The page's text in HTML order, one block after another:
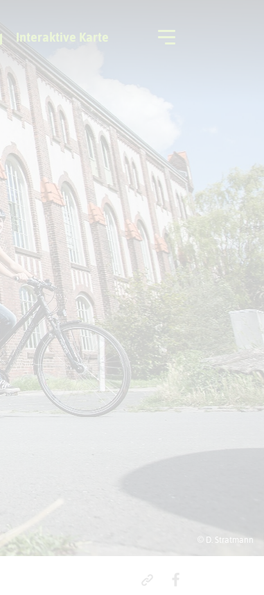
Interaktive Karte
Freizeitregion
© D. Stratmann